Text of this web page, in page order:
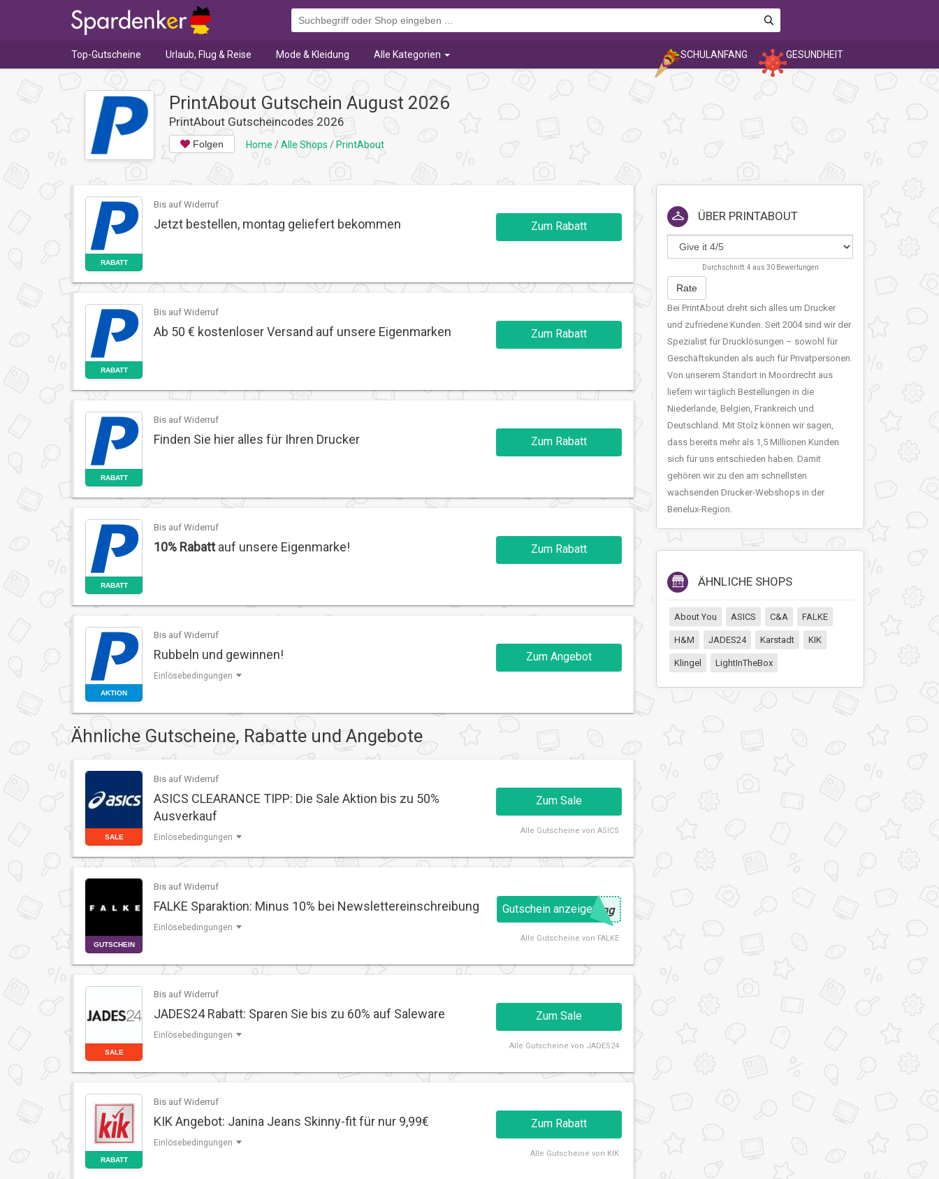
Top-Gutscheine Urlaub, Flug & Reise Mode & Kleidung Alle Kategorien GESUNDHEIT
SCHULANFANG
PrintAbout Gutschein August 2026
PrintAbout Gutscheincodes 2026
Folgen Home / Alle Shops / PrintAbout
RABATT
Bis auf Widerruf
Jetzt bestellen, montag geliefert bekommen Zum Rabatt
RABATT
Bis auf Widerruf
Ab 50 € kostenloser Versand auf unsere Eigenmarken Zum Rabatt
RABATT
Bis auf Widerruf
Finden Sie hier alles für Ihren Drucker Zum Rabatt
RABATT
Bis auf Widerruf
10% Rabattauf unsere Eigenmarke! Zum Rabatt
AKTION
Bis auf Widerruf
Rubbeln und gewinnen!
Einlösebedingungen
Zum Angebot
Ähnliche Gutscheine, Rabatte und Angebote
SALE
Bis auf Widerruf
ASICS CLEARANCE TIPP: Die Sale Aktion bis zu 50%
Ausverkauf
Einlösebedingungen
Zum Sale
Alle Gutscheine von ASICS
GUTSCHEIN
Bis auf Widerruf
FALKE Sparaktion: Minus 10% bei Newslettereinschreibung
Einlösebedingungen
Gutschein anzeigen
@ ung
Alle Gutscheine von FALKE
SALE
Bis auf Widerruf
JADES24 Rabatt: Sparen Sie bis zu 60% auf Saleware
Einlösebedingungen
Zum Sale
Alle Gutscheine von JADES24
RABATT
Bis auf Widerruf
KIK Angebot: Janina Jeans Skinny-fit für nur 9,99€
Einlösebedingungen
Zum Rabatt
Alle Gutscheine von KIK
ÜBER PRINTABOUT
Durchschnitt:4 aus 30Bewertungen
Rate
Bei PrintAbout dreht sich alles um Drucker
und zufriedene Kunden. Seit 2004 sind wir der
Spezialist für Drucklösungen – sowohl für
Geschäftskunden als auch für Privatpersonen.
Von unserem Standort in Moordrecht aus
liefern wir täglich Bestellungen in die
Niederlande, Belgien, Frankreich und
Deutschland. Mit Stolz können wir sagen,
dass bereits mehr als 1,5 Millionen Kunden
sich für uns entschieden haben. Damit
gehören wir zu den am schnellsten
wachsenden Drucker-Webshops in der
Benelux-Region.
ÄHNLICHE SHOPS
About You ASICS C&A FALKE
H&M JADES24 Karstadt KIK
Klingel LightInTheBox